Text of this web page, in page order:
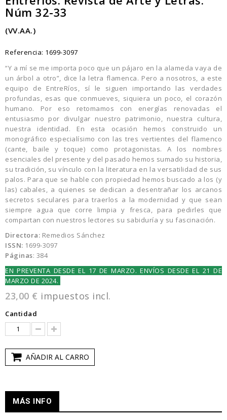
Núm 32-33
(VV.AA.)
Referencia: 1699-3097
“Y a mí se me importa poco que un pájaro en la alameda vaya de
un árbol a otro”, dice la letra flamenca. Pero a nosotros, a este
equipo de EntreRíos, sí le siguen importando las verdades
profundas, esas que conmueves, siquiera un poco, el corazón
humano. Por eso retomamos con energías renovadas el
entusiasmo por divulgar nuestro patrimonio, nuestra cultura,
nuestra identidad. En esta ocasión hemos construido un
monográfico especialísimo con las tres vertientes del flamenco
(cante, baile y toque) como protagonistas. A los nombres
esenciales del presente y del pasado hemos sumado su historia,
su tradición, su vínculo con la literatura en la versatilidad de sus
palos. Para que se hable con propiedad hemos buscado a los (y
las) cabales, a quienes se dedican a desentrañar los arcanos
secretos seculares para traerlos a la modernidad y que sean
siempre agua que corre limpia y fresca, para pedirles que
compartan con nuestros lectores su sabiduría y su fascinación.
Directora: Remedios Sánchez
ISSN: 1699-3097
Páginas: 384
EN PREVENTA DESDE EL 17 DE MARZO. ENVÍOS DESDE EL 21 DE
MARZO DE 2024.
23,00 € impuestos incl.
Cantidad
AÑADIR AL CARRO
MÁS INFO